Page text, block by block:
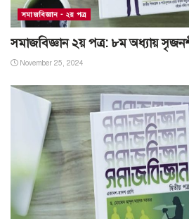
সমাজবিজ্ঞান - ২য় পত্র
সমাজবিজ্ঞান ২য় পত্র: ৮ম অধ্যায়
November 25, 2024